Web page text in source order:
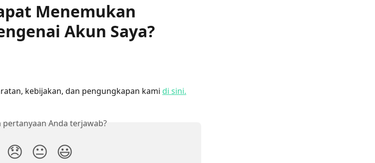
Menemukan
Akun Saya?
kebijakan, dan pengungkapan kami di sini.
pertanyaan Anda terjawab?
😞 😐 😃